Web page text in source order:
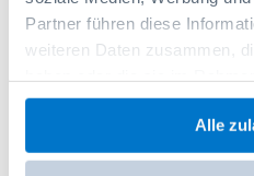
Partner führen diese
weiteren Daten zusammen,
gesammelt haben.
Alle
Branche:
2Lösungen gefunden